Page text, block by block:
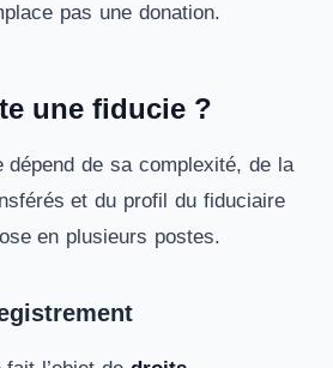
pas une donation.
une fiducie ?
dépend de sa complexité, de la
et du profil du fiduciaire
en plusieurs postes.